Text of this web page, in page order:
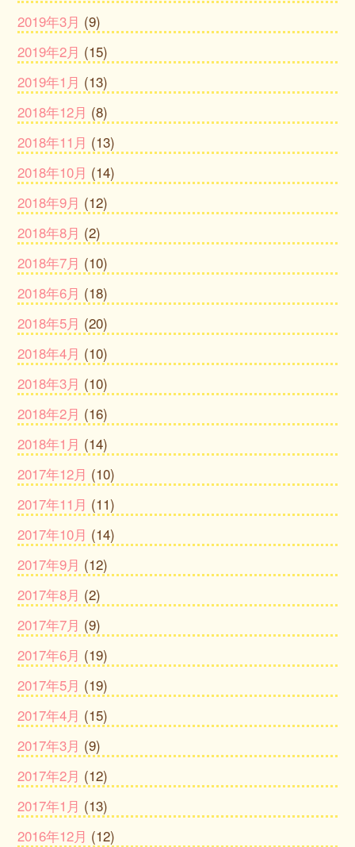
2019年3月 (9)
2019年2月 (15)
2019年1月 (13)
2018年12月 (8)
2018年11月 (13)
2018年10月 (14)
2018年9月 (12)
2018年8月 (2)
2018年7月 (10)
2018年6月 (18)
2018年5月 (20)
2018年4月 (10)
2018年3月 (10)
2018年2月 (16)
2018年1月 (14)
2017年12月 (10)
2017年11月 (11)
2017年10月 (14)
2017年9月 (12)
2017年8月 (2)
2017年7月 (9)
2017年6月 (19)
2017年5月 (19)
2017年4月 (15)
2017年3月 (9)
2017年2月 (12)
2017年1月 (13)
2016年12月 (12)